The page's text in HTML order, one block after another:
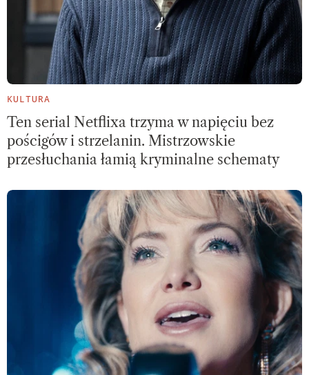
KULTURA
Ten serial Netflixa trzyma w napięciu bez
pościgów i strzelanin. Mistrzowskie
przesłuchania łamią kryminalne schematy